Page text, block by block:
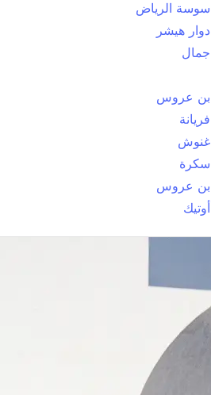
سوسة الرياض
دوار هيشر
جمال
بن عروس
فريانة
غنوش
سكرة
بن عروس
أوتيك